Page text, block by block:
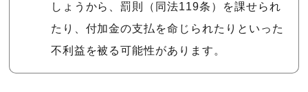
しょうから、罰則（同法119条）を課せられ
たり、付加金の支払を命じられたりといった
不利益を被る可能性があります。